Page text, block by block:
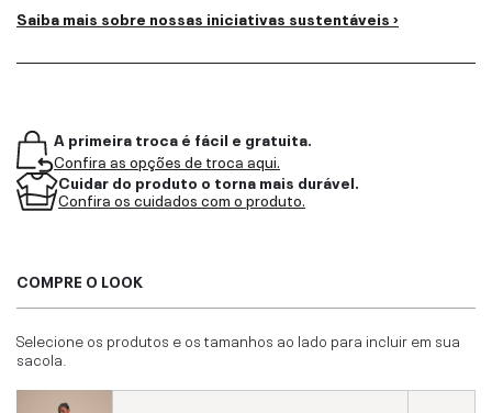
Saiba mais sobre nossas iniciativas sustentáveis ›
A primeira troca é fácil e gratuita.
Confira as opções de troca aqui.
Cuidar do produto o torna mais durável.
Confira os cuidados com o produto.
COMPRE O LOOK
Selecione os produtos e os tamanhos ao lado para incluir em sua
sacola.